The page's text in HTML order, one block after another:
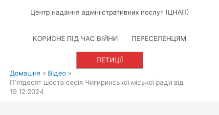
Центр надання адміністративних послуг (ЦНАП)
КОРИСНЕ ПІД ЧАС ВІЙНИ ПЕРЕСЕЛЕНЦЯМ
ПЕТИЦІЇ
Домашня
Відео
П’ятдесят шоста сесія Чигиринської міської ради від
19.12.2024